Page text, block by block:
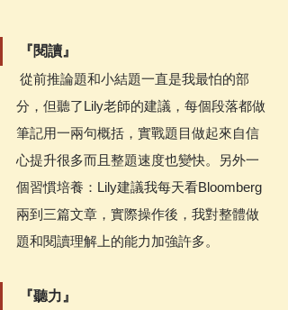
『閱讀』
分，但聽了Lily老師的建議，每個段落都做
筆記用一兩句概括，實戰題目做起來自信
心提升很多而且整題速度也變快。另外一
個習慣培養：Lily建議我每天看Bloomberg
兩到三篇文章，實際操作後，我對整體做
題和閱讀理解上的能力加強許多。
『聽力』